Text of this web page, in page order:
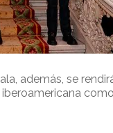
además, se
como